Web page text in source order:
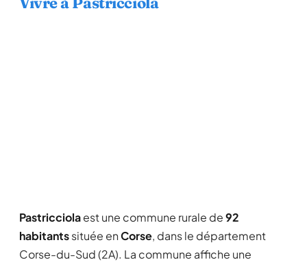
Pastricciolaest une commune rurale de92
habitantssituée enCorse, dans le département
Corse-du-Sud (2A). La commune affiche une